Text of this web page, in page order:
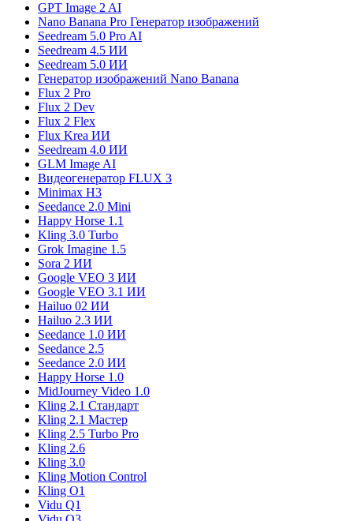
GPT Image 2 AI
Nano Banana Pro Генератор изображений
Seedream 5.0 Pro AI
Seedream 4.5 ИИ
Seedream 5.0 ИИ
Генератор изображений Nano Banana
Flux 2 Pro
Flux 2 Dev
Flux 2 Flex
Flux Krea ИИ
Seedream 4.0 ИИ
GLM Image AI
Видеогенератор FLUX 3
Minimax H3
Seedance 2.0 Mini
Happy Horse 1.1
Kling 3.0 Turbo
Grok Imagine 1.5
Sora 2 ИИ
Google VEO 3 ИИ
Google VEO 3.1 ИИ
Hailuo 02 ИИ
Hailuo 2.3 ИИ
Seedance 1.0 ИИ
Seedance 2.5
Seedance 2.0 ИИ
Happy Horse 1.0
MidJourney Video 1.0
Kling 2.1 Стандарт
Kling 2.1 Мастер
Kling 2.5 Turbo Pro
Kling 2.6
Kling 3.0
Kling Motion Control
Kling O1
Vidu Q1